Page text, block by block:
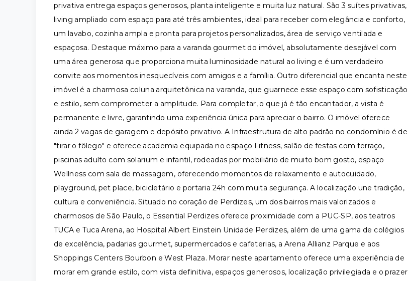
privativa entrega espaços generosos, planta inteligente e muita luz natural. São 3 suítes privativas,
living ampliado com espaço para até três ambientes, ideal para receber com elegância e conforto,
um lavabo, cozinha ampla e pronta para projetos personalizados, área de serviço ventilada e
espaçosa. Destaque máximo para a varanda gourmet do imóvel, absolutamente desejável com
uma área generosa que proporciona muita luminosidade natural ao living e é um verdadeiro
convite aos momentos inesquecíveis com amigos e a família. Outro diferencial que encanta neste
imóvel é a charmosa coluna arquitetônica na varanda, que guarnece esse espaço com sofisticação
e estilo, sem comprometer a amplitude. Para completar, o que já é tão encantador, a vista é
permanente e livre, garantindo uma experiência única para apreciar o bairro. O imóvel oferece
ainda 2 vagas de garagem e depósito privativo. A Infraestrutura de alto padrão no condomínio é de
"tirar o fôlego" e oferece academia equipada no espaço Fitness, salão de festas com terraço,
piscinas adulto com solarium e infantil, rodeadas por mobiliário de muito bom gosto, espaço
Wellness com sala de massagem, oferecendo momentos de relaxamento e autocuidado,
playground, pet place, bicicletário e portaria 24h com muita segurança. A localização une tradição,
cultura e conveniência. Situado no coração de Perdizes, um dos bairros mais valorizados e
charmosos de São Paulo, o Essential Perdizes oferece proximidade com a PUC-SP, aos teatros
TUCA e Tuca Arena, ao Hospital Albert Einstein Unidade Perdizes, além de uma gama de colégios
de excelência, padarias gourmet, supermercados e cafeterias, a Arena Allianz Parque e aos
Shoppings Centers Bourbon e West Plaza. Morar neste apartamento oferece uma experiência de
morar em grande estilo, com vista definitiva, espaços generosos, localização privilegiada e o prazer